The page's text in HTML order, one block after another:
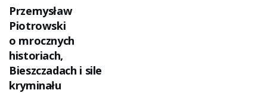
Przemysław
Piotrowski
o mrocznych
historiach,
Bieszczadach i sile
kryminału